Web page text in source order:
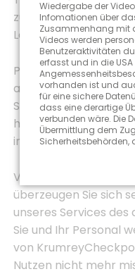
zuverlässig
Lösungen für Ihre
Patrick Krumrey und
auch für Sie die
Sie Entlastung im
halten wir Sie ständig
informieren Sie,
Vereinbaren Sie mit
überzeugen Sie sich
unseres Services des
Sie und Ihr Personal
von
Nutzen nicht mehr
Wiedergabe der
Infomationen über
Zusammenhang mit
Videos werden
Benutzeraktivitäten
erfasst und in die
vorhanden ist und
für eine sichere
dass eine derartige
verbunden wäre. Die
Übermittlung dem
Sicherheitsbehörden,